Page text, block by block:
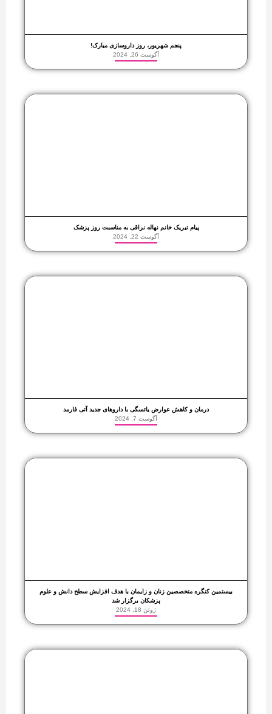
پنجم شهریور، روز داروسازی مبارک!
آگوست 26, 2024
پیام تبریک خانم نهاله نراقی به مناسبت روز پزشک
آگوست 22, 2024
درمان و کاهش عوارض یائسگی با داروهای جدید آتی فارمد
آگوست 7, 2024
بیستمین کنگره متخصصین زنان و زایمان با هدف افزایش سطح دانش و علوم
پزشکان برگزار شد
ژوئن 18, 2024